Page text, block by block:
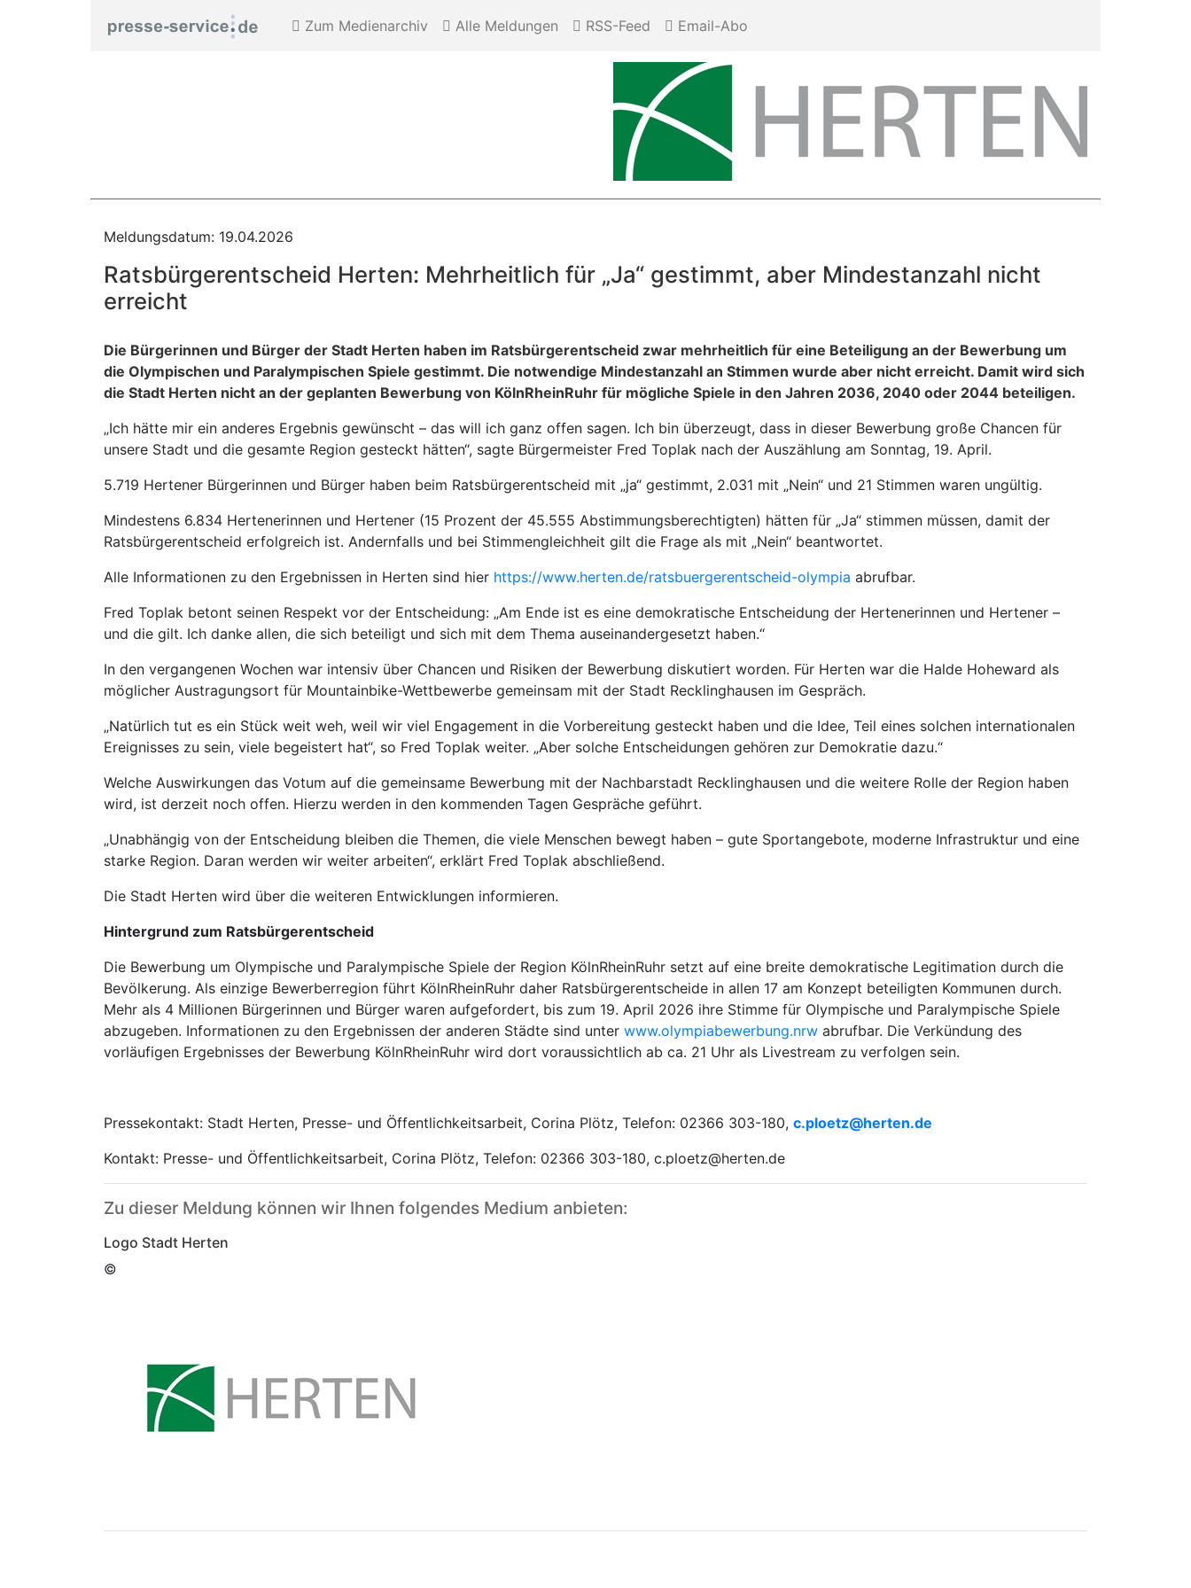
Zum Medienarchiv Alle Meldungen RSS-Feed Email-Abo
Meldungsdatum: 19.04.2026
Ratsbürgerentscheid Herten: Mehrheitlich für „Ja“ gestimmt, aber Mindestanzahl nicht
erreicht
Die Bürgerinnen und Bürger der Stadt Herten haben im Ratsbürgerentscheid zwar mehrheitlich für eine Beteiligung an der Bewerbung um
die Olympischen und Paralympischen Spiele gestimmt. Die notwendige Mindestanzahl an Stimmen wurde aber nicht erreicht. Damit wird sich
die Stadt Herten nicht an der geplanten Bewerbung von KölnRheinRuhr für mögliche Spiele in den Jahren 2036, 2040 oder 2044 beteiligen.
„Ich hätte mir ein anderes Ergebnis gewünscht – das will ich ganz offen sagen. Ich bin überzeugt, dass in dieser Bewerbung große Chancen für
unsere Stadt und die gesamte Region gesteckt hätten“, sagte Bürgermeister Fred Toplak nach der Auszählung am Sonntag, 19. April.
5.719 Hertener Bürgerinnen und Bürger haben beim Ratsbürgerentscheid mit „ja“ gestimmt, 2.031 mit „Nein“ und 21 Stimmen waren ungültig.
Mindestens 6.834 Hertenerinnen und Hertener (15 Prozent der 45.555 Abstimmungsberechtigten) hätten für „Ja“ stimmen müssen, damit der
Ratsbürgerentscheid erfolgreich ist. Andernfalls und bei Stimmengleichheit gilt die Frage als mit „Nein“ beantwortet.
Alle Informationen zu den Ergebnissen in Herten sind hier https://www.herten.de/ratsbuergerentscheid-olympia abrufbar.
Fred Toplak betont seinen Respekt vor der Entscheidung: „Am Ende ist es eine demokratische Entscheidung der Hertenerinnen und Hertener –
und die gilt. Ich danke allen, die sich beteiligt und sich mit dem Thema auseinandergesetzt haben.“
In den vergangenen Wochen war intensiv über Chancen und Risiken der Bewerbung diskutiert worden. Für Herten war die Halde Hoheward als
möglicher Austragungsort für Mountainbike-Wettbewerbe gemeinsam mit der Stadt Recklinghausen im Gespräch.
„Natürlich tut es ein Stück weit weh, weil wir viel Engagement in die Vorbereitung gesteckt haben und die Idee, Teil eines solchen internationalen
Ereignisses zu sein, viele begeistert hat“, so Fred Toplak weiter. „Aber solche Entscheidungen gehören zur Demokratie dazu.“
Welche Auswirkungen das Votum auf die gemeinsame Bewerbung mit der Nachbarstadt Recklinghausen und die weitere Rolle der Region haben
wird, ist derzeit noch offen. Hierzu werden in den kommenden Tagen Gespräche geführt.
„Unabhängig von der Entscheidung bleiben die Themen, die viele Menschen bewegt haben – gute Sportangebote, moderne Infrastruktur und eine
starke Region. Daran werden wir weiter arbeiten“, erklärt Fred Toplak abschließend.
Die Stadt Herten wird über die weiteren Entwicklungen informieren.
Hintergrund zum Ratsbürgerentscheid
Die Bewerbung um Olympische und Paralympische Spiele der Region KölnRheinRuhr setzt auf eine breite demokratische Legitimation durch die
Bevölkerung. Als einzige Bewerberregion führt KölnRheinRuhr daher Ratsbürgerentscheide in allen 17 am Konzept beteiligten Kommunen durch.
Mehr als 4 Millionen Bürgerinnen und Bürger waren aufgefordert, bis zum 19. April 2026 ihre Stimme für Olympische und Paralympische Spiele
abzugeben. Informationen zu den Ergebnissen der anderen Städte sind unter www.olympiabewerbung.nrw abrufbar. Die Verkündung des
vorläufigen Ergebnisses der Bewerbung KölnRheinRuhr wird dort voraussichtlich ab ca. 21 Uhr als Livestream zu verfolgen sein.
Pressekontakt: Stadt Herten, Presse- und Öffentlichkeitsarbeit, Corina Plötz, Telefon: 02366 303-180, c.ploetz@​herten.de
Kontakt: Presse- und Öffentlichkeitsarbeit, Corina Plötz, Telefon: 02366 303-180, c.ploetz@herten.de
Zu dieser Meldung können wir Ihnen folgendes Medium anbieten:
Logo Stadt Herten
©